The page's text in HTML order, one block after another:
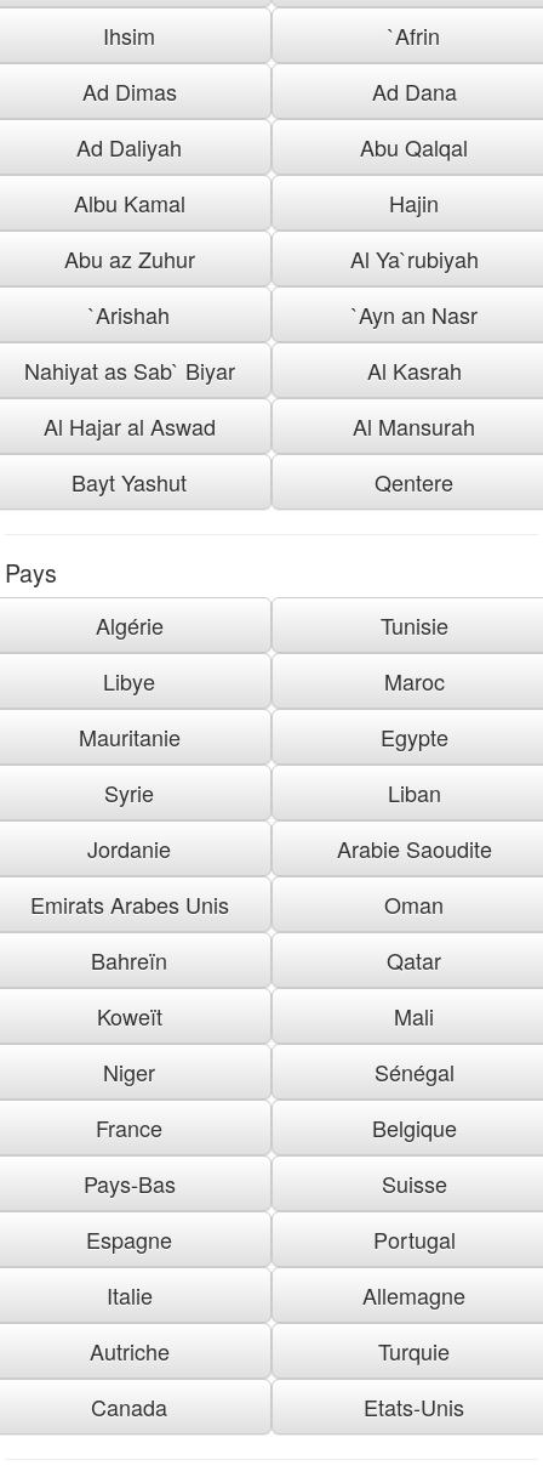
Ihsim
`Afrin
Ad Dimas
Ad Dana
Ad Daliyah
Abu Qalqal
Albu Kamal
Hajin
Abu az Zuhur
Al Ya`rubiyah
`Arishah
`Ayn an Nasr
Nahiyat as Sab` Biyar
Al Kasrah
Al Hajar al Aswad
Al Mansurah
Bayt Yashut
Qentere
Pays
Algérie
Tunisie
Libye
Maroc
Mauritanie
Egypte
Syrie
Liban
Jordanie
Arabie Saoudite
Emirats Arabes Unis
Oman
Bahreïn
Qatar
Koweït
Mali
Niger
Sénégal
France
Belgique
Pays-Bas
Suisse
Espagne
Portugal
Italie
Allemagne
Autriche
Turquie
Canada
Etats-Unis